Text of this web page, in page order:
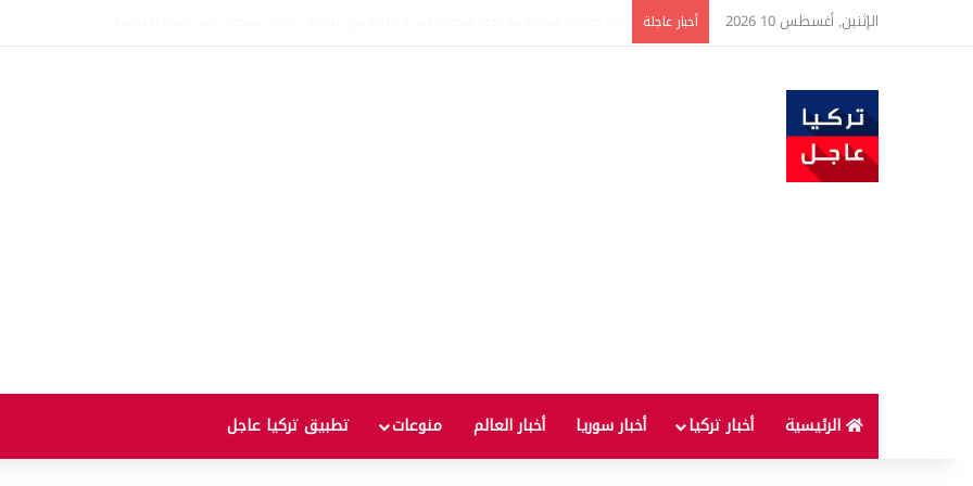
الإثنين, أغسطس 10 2026 أخبار عاجلة
الرئيسية أخبار تركيا أخبار سوريا أخبار العالم منوعات تطبيق تركيا عاجل